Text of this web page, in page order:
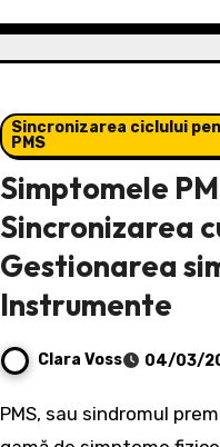
Sincronizarea ciclului
PMS
Simptomele
Sincronizarea
Gestionarea
Instrumente
Clara Voss 04/03/
PMS, sau sindromul premenstrual, implică o